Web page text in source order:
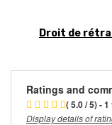
Droit de
Ratings and
( 5.0 / 5) -
Display details of